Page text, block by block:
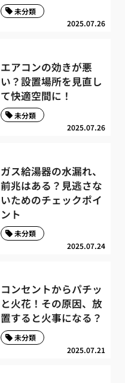
2025.07.26
未分類
エアコンの効きが悪
い？設置場所を見直し
て快適空間に！
2025.07.26
未分類
ガス給湯器の水漏れ、
前兆はある？見逃さな
いためのチェックポイ
ント
2025.07.24
未分類
コンセントからパチッ
と火花！その原因、放
置すると火事になる？
2025.07.21
未分類